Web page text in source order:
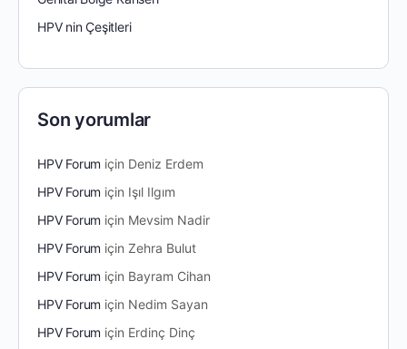
HPV nin Çeşitleri
Son yorumlar
HPV Forum için Deniz Erdem
HPV Forum için Işıl Ilgım
HPV Forum için Mevsim Nadir
HPV Forum içinZehra Bulut
HPV Forum için Bayram Cihan
HPV Forum için Nedim Sayan
HPV Forum için Erdinç Dinç